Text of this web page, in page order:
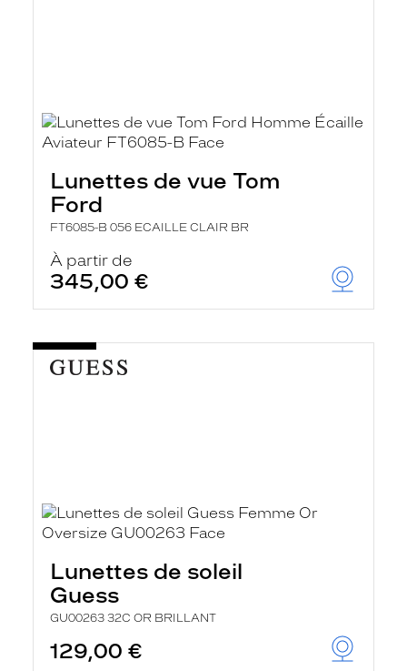
Lunettes de vue Tom
Ford
FT6085-B 056 ECAILLE CLAIR BR
À partir de
345,00 €
Lunettes de soleil
Guess
GU00263 32C OR BRILLANT
129,00 €